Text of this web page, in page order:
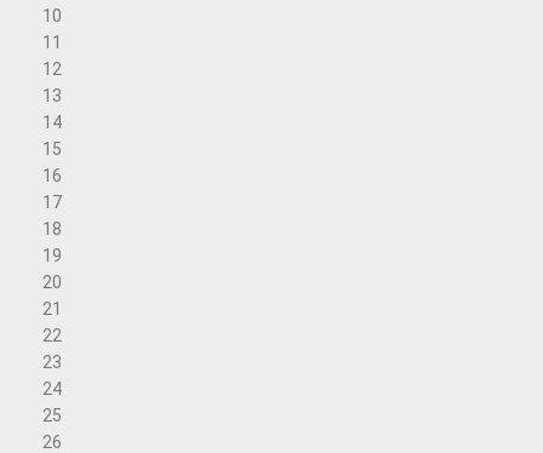
10
11
12
13
14
15
16
17
18
19
20
21
22
23
24
25
26